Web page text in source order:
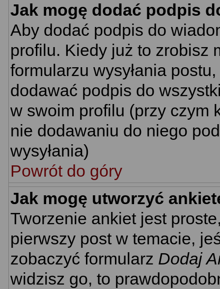
Jak mogę dodać podpis
Aby dodać podpis do
profilu. Kiedy już to zrobisz
formularzu wysyłania
dodawać podpis do
w swoim profilu (przy czym
nie dodawaniu do niego
wysyłania)
Powrót do góry
Jak mogę utworzyć
Tworzenie ankiet jest
pierwszy post w temacie,
zobaczyć formularz Dodaj
widzisz go, to